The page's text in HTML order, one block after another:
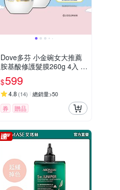
Dove多芬 小金碗女大推薦
胺基酸修護髮膜260g 4入 x
JOGUMAN 手機背帶2入
(含贈品共6件組)
$599
4.8 (14) 總銷量>50
券 贈品